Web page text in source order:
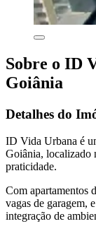
Sobre o ID
Goiânia
Detalhes do
ID Vida Urbana é
Goiânia, localizado
praticidade.
Com apartamentos
vagas de garagem,
integração de